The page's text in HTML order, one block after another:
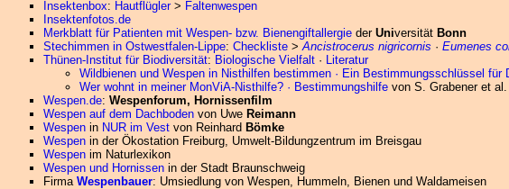
Insektenbox: Hautflügler> Faltenwespen
Insektenfotos.de
Merkblatt für Patienten mit Wespen- bzw. Bienengiftallergie der Universität Bonn
Stechimmen in Ostwestfalen-Lippe: Checkliste > Ancistrocerus nigricornis · Eumenes
Thünen-Institut für Biodiversität: Biologische Vielfalt ·
Literatur
Wildbienen und Wespen in Nisthilfen bestimmen · Ein Bestimmungsschlüssel für
Wer wohnt in meiner MonViA-Nisthilfe? · Bestimmungshilfe von S. Grabener et al.
Wespen.de: Wespenforum, Hornissenfilm
Wespen auf dem Dachboden von Uwe Reimann
Wespen in NUR im Vest von Reinhard Bömke
Wespen in der Ökostation Freiburg, Umwelt-Bildungzentrum im Breisgau
Wespen im Naturlexikon
Wespen und Hornissen in der Stadt Braunschweig
Firma Wespenbauer: Umsiedlung von Wespen, Hummeln, Bienen und Waldameisen